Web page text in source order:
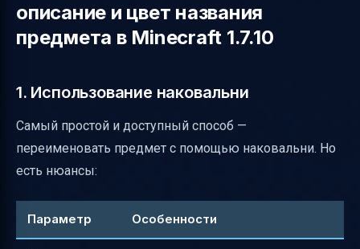
описание и цвет названия
предмета в Minecraft 1.7.10
1. Использование наковальни
Самый простой и доступный способ —
переименовать предмет с помощью наковальни. Но
есть нюансы:
Параметр Особенности